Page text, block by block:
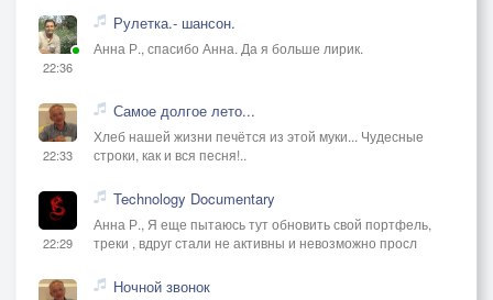
А может быть заночевать ты дашь мне
разрешение?
Что б мог я в зоне вспоминать последнее
свидание!
В который раз уже опять последнее свидание!
22:36
Рулетка.- шансон.
Анна Р., спасибо Анна. Да я больше лирик.
22:33
Самое долгое лето...
Хлеб нашей жизни печётся из этой муки... Чудесные
строки, как и вся песня!..
22:29
Technology Documentary
Анна Р., Я еще пытаюсь тут обновить свой портфель,
треки , вдруг стали не активны и невозможно просл
Ночной звонок